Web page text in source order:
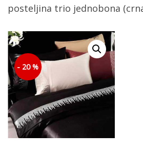
posteljina trio jednobona
- 20 %